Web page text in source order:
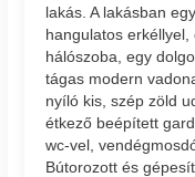
lakás. A lakásban
hangulatos
hálószoba, egy
tágas modern
nyíló kis, szép zöld
étkező beépített
wc-vel,
Bútorozott és